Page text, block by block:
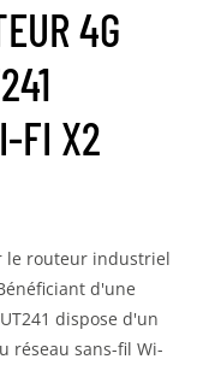
4G
FI X2
le routeur industriel
d'une
dispose d'un
réseau sans-fil Wi-